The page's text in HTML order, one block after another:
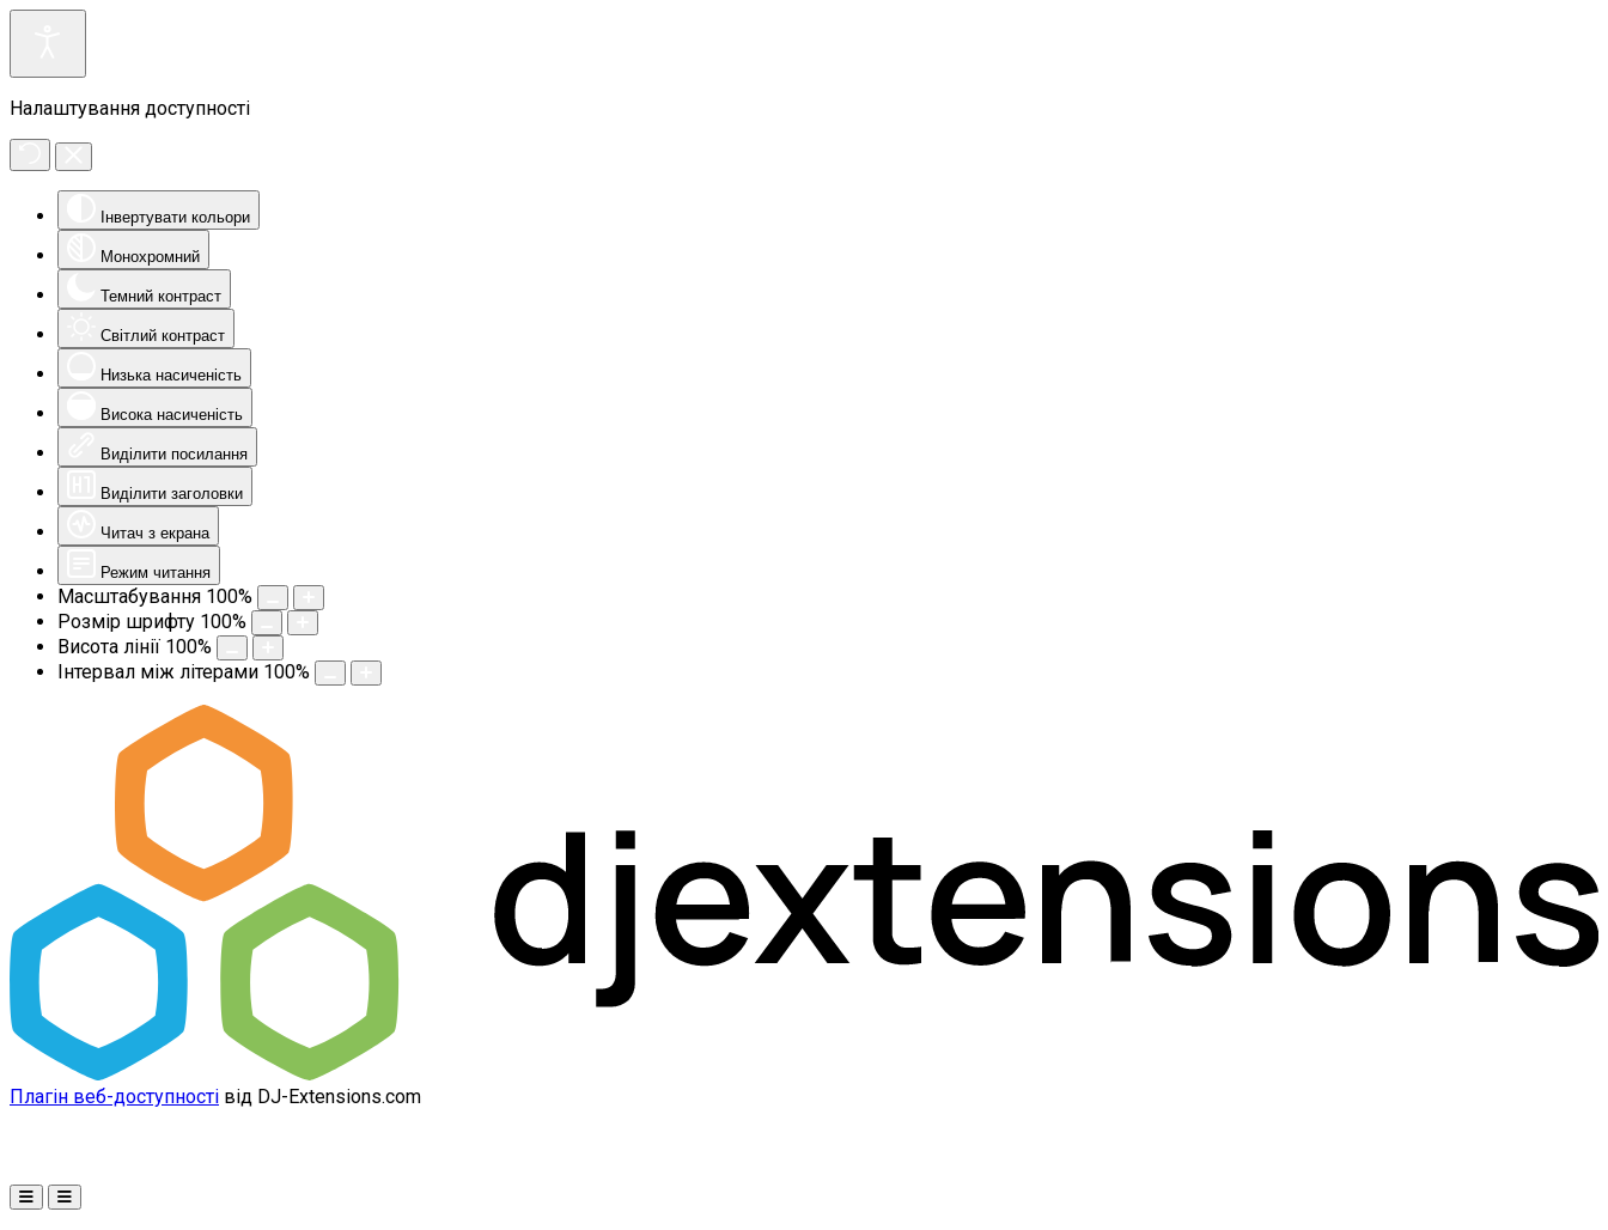
Налаштування доступності
Інвертувати кольори
Монохромний
Темний контраст
Світлий контраст
Низька насиченість
Висока насиченість
Виділити посилання
Виділити заголовки
Читач з екрана
Режим читання
Масштабування 100%
Розмір шрифту 100%
Висота лінії 100%
Інтервал між літерами 100%
Плагін веб-доступності від DJ-Extensions.com